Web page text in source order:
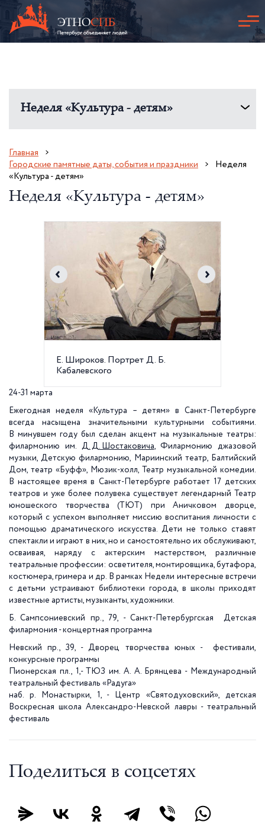
Неделя «Культура - детям»
Главная
Городские памятные даты, события и праздники
Неделя
«Культура - детям»
Неделя «Культура - детям»
Е. Широков. Портрет Д. Б.
Кабалевского
24-31 марта
Ежегодная неделя «Культура – детям» в Санкт-Петербурге
всегда насыщена значительными культурными событиями.
В минувшем году был сделан акцент на музыкальные театры:
филармонию им. Д. Д. Шостаковича, Филармонию джазовой
музыки, Детскую филармонию, Мариинский театр, Балтийский
Дом, театр «Буфф», Мюзик-холл, Театр музыкальной комедии.
В настоящее время в Санкт-Петербурге работает 17 детских
театров и уже более полувека существует легендарный Театр
юношеского творчества (ТЮТ) при Аничковом дворце,
который с успехом выполняет миссию воспитания личности с
помощью драматического искусства. Дети не только ставят
спектакли и играют в них, но и самостоятельно их обслуживают,
осваивая, наряду с актерским мастерством, различные
театральные профессии: осветителя, монтировщика, бутафора,
костюмера, гримера и др. В рамках Недели интересные встречи
с детьми устраивают библиотеки города, в школы приходят
известные артисты, музыканты, художники.
Б. Сампсониевский пр., 79, - Санкт-Петербургская Детская
филармония - концертная программа
Невский пр., 39, - Дворец творчества юных - фестивали,
конкурсные программы
Пионерская пл., 1,- ТЮЗ им. А. А. Брянцева - Международный
театральный фестиваль «Радуга»
наб. р. Монастырки, 1, - Центр «Святодуховский», детская
Воскресная школа Александро-Невской лавры - театральный
фестиваль
Поделиться в соцсетях